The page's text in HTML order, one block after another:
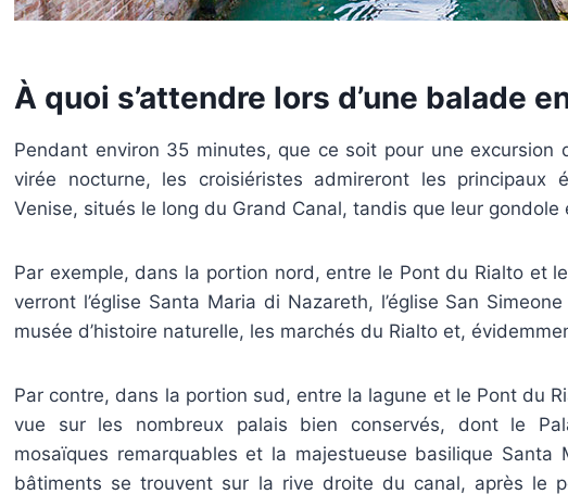
À quoi s’attendre lors d’une balade
Pendant environ 35 minutes, que ce soit pour une excursion
virée nocturne, les croisiéristes admireront les principaux
Venise, situés le long du Grand Canal, tandis que leur gondole
Par exemple, dans la portion nord, entre le Pont du Rialto et
verront l’église Santa Maria di Nazareth, l’église San
musée d’histoire naturelle, les marchés du Rialto et,
Par contre, dans la portion sud, entre la lagune et le Pont du
vue sur les nombreux palais bien conservés, dont le
mosaïques remarquables et la majestueuse basilique Santa
bâtiments se trouvent sur la rive droite du canal, après le